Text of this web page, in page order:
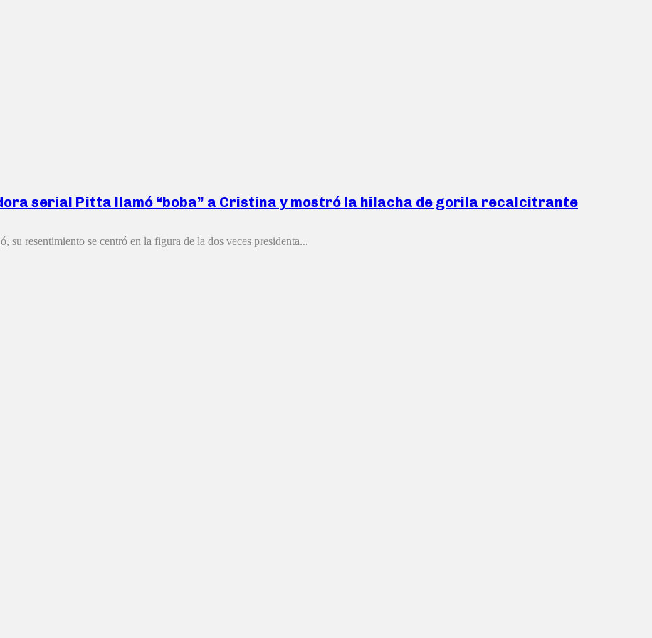
serial Pitta llamó “boba” a Cristina y mostró la hilacha de gorila recalcitrante
su resentimiento se centró en la figura de la dos veces presidenta...